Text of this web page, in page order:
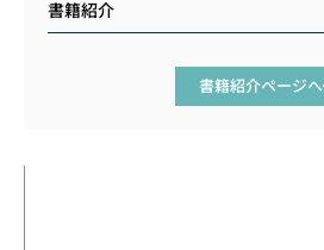
書籍紹介
書籍紹介ページへ